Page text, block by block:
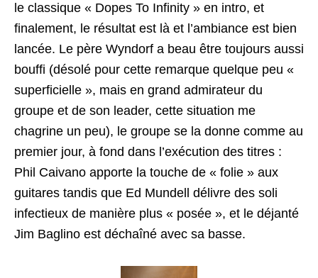
le classique « Dopes To Infinity » en intro, et
finalement, le résultat est là et l’ambiance est bien
lancée. Le père Wyndorf a beau être toujours aussi
bouffi (désolé pour cette remarque quelque peu «
superficielle », mais en grand admirateur du
groupe et de son leader, cette situation me
chagrine un peu), le groupe se la donne comme au
premier jour, à fond dans l’exécution des titres :
Phil Caivano apporte la touche de « folie » aux
guitares tandis que Ed Mundell délivre des soli
infectieux de manière plus « posée », et le déjanté
Jim Baglino est déchaîné avec sa basse.